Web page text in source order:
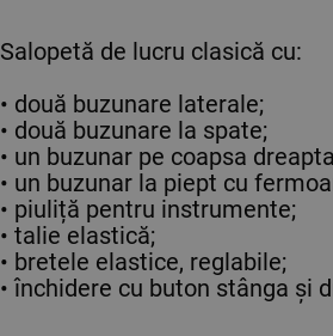
Salopetă de lucru clasică cu:
• două buzunare laterale;
• două buzunare la spate;
• un buzunar pe coapsa
• un buzunar la piept cu
• piuliță pentru instrumente;
• talie elastică;
• bretele elastice, reglabile;
• închidere cu buton stânga și